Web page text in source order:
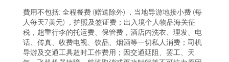
費用不包括: 全程餐费 (赠送除外) ，当地导游地接小费 (每
人每天7美元) ，护照及签证费；出入境个人物品海关征
税，超重行李的托运费、保管费，酒店内洗衣、理发、电
话、传真、收费电视、饮品、烟酒等一切私人消费；司机
导游及交通工具超时工作费用；因交通延阻、罢工、天